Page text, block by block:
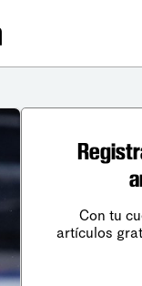
Con tu
artículos